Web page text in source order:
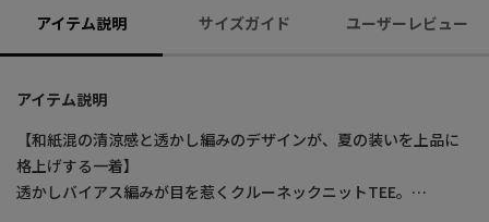
アイテム説明 サイズガイド ユーザーレビュー
アイテム説明
【和紙混の清涼感と透かし編みのデザインが、夏の装いを上品に
格上げする一着】
透かしバイアス編みが目を惹くクルーネックニットTEE。